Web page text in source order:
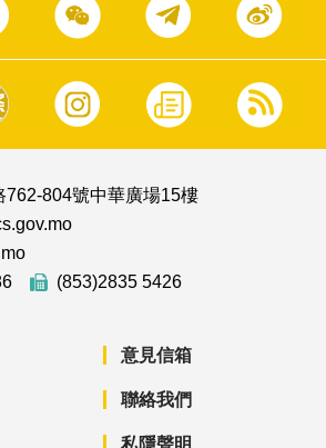
762-804號中華廣場15樓
(853)2835 5426
意見信箱
聯絡我們
私隱聲明